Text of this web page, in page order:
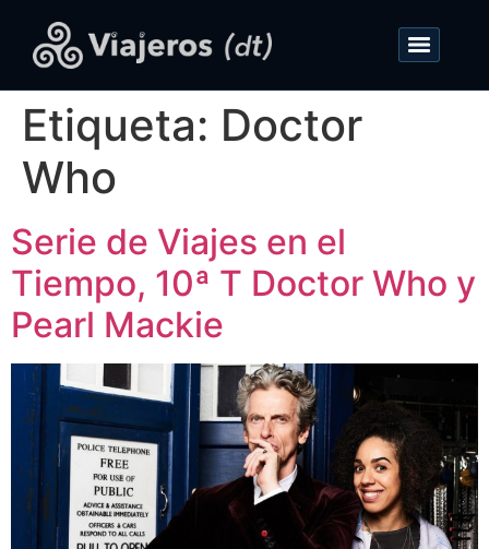
Etiqueta: Doctor
Who
Serie de Viajes en el
Tiempo, 10ª T Doctor Who y
Pearl Mackie